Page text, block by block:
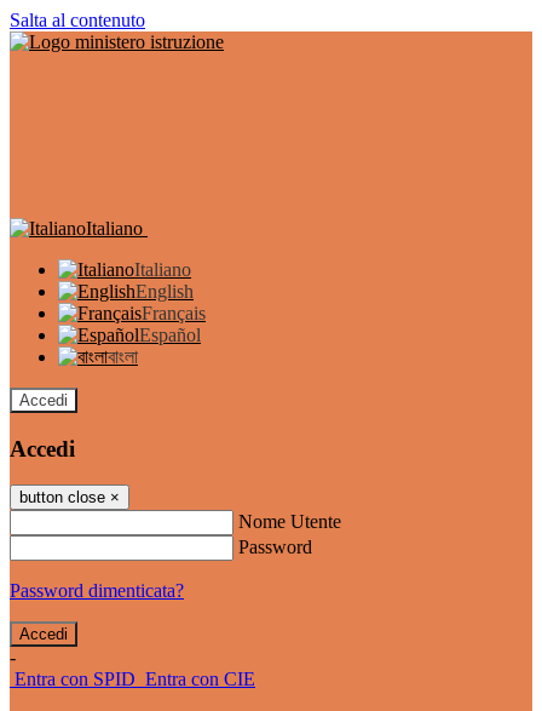
Salta al contenuto
Italiano
Italiano
English
Français
Español
বাংলা
Accedi
Accedi
button close ×
Nome Utente
Password
Password dimenticata?
-
Entra con SPID Entra con CIE